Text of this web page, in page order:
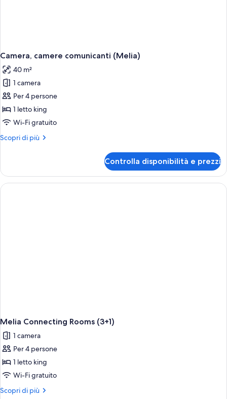
Camera, camere comunicanti (Melia)
40 m²
1 camera
Per 4 persone
1 letto king
Wi-Fi gratuito
Scopri di più
Altri
camere
comunicanti
(Melia)
Controlla disponibilità e prezzi
Melia Connecting Rooms (3+1)
1 camera
Per 4 persone
1 letto king
Wi-Fi gratuito
Scopri di più
Altri